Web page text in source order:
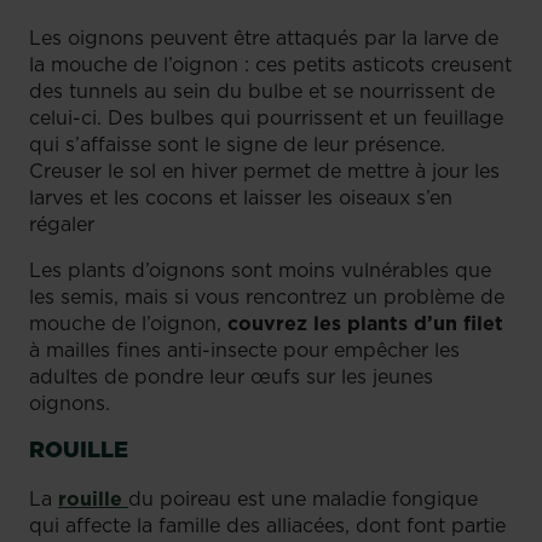
Les oignons peuvent être attaqués par la larve de
la mouche de l’oignon : ces petits asticots creusent
des tunnels au sein du bulbe et se nourrissent de
celui-ci. Des bulbes qui pourrissent et un feuillage
qui s’affaisse sont le signe de leur présence.
Creuser le sol en hiver permet de mettre à jour les
larves et les cocons et laisser les oiseaux s’en
régaler
Les plants d’oignons sont moins vulnérables que
les semis, mais si vous rencontrez un problème de
mouche de l’oignon, couvrez les plants d’un filet
à mailles fines anti-insecte pour empêcher les
adultes de pondre leur œufs sur les jeunes
oignons.
ROUILLE
La rouille du poireau est une maladie fongique
qui affecte la famille des alliacées, dont font partie